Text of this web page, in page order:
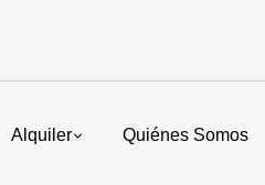
Alquiler Quiénes Somos